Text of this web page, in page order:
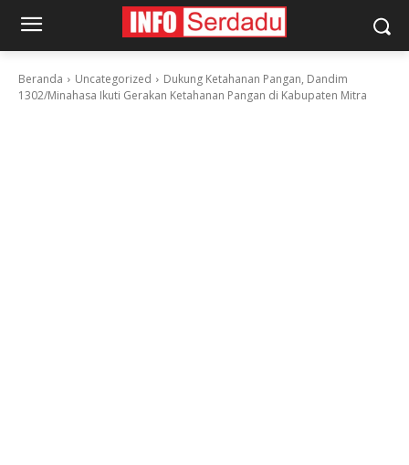
Beranda Uncategorized
Dukung Ketahanan Pangan, Dandim
1302/Minahasa Ikuti Gerakan Ketahanan Pangan di Kabupaten Mitra